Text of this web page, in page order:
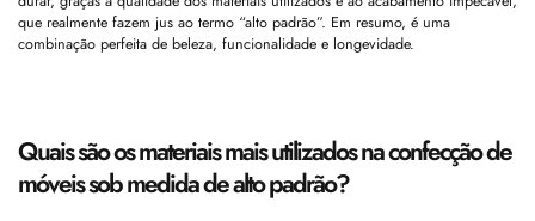
que realmente fazem jus ao termo “alto padrão”. Em resumo, é uma
combinação perfeita de beleza, funcionalidade e longevidade.
Quais são os materiais mais utilizados na confecção de
móveis sob medida de alto padrão?